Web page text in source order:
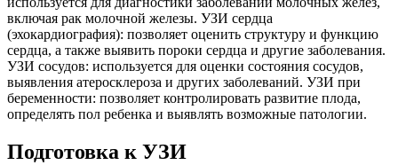
включая рак молочной железы. УЗИ сердца
(эхокардиография): позволяет оценить структуру и функцию
сердца, а также выявить пороки сердца и другие заболевания.
УЗИ сосудов: используется для оценки состояния сосудов,
выявления атеросклероза и других заболеваний. УЗИ при
беременности: позволяет контролировать развитие плода,
определять пол ребенка и выявлять возможные патологии.
Подготовка к УЗИ